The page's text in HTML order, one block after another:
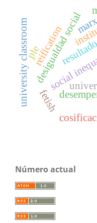
social
desigualdad social
fetish
reification
ple
university classroom
Número actual